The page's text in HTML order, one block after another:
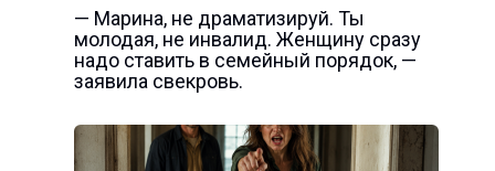
— Марина, не драматизируй. Ты
молодая, не инвалид. Женщину сразу
надо ставить в семейный порядок, —
заявила свекровь.